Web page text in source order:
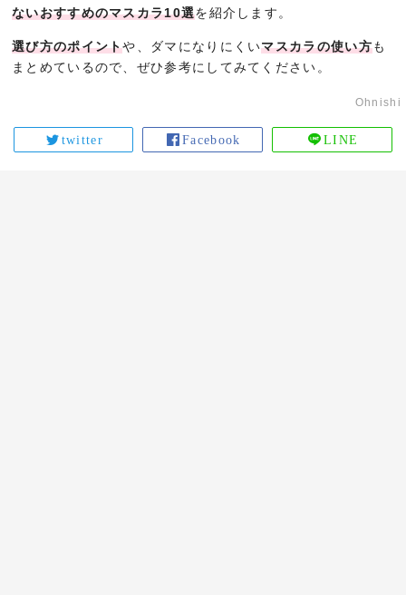
ないおすすめのマスカラ10選を紹介します。
選び方のポイントや、ダマになりにくいマスカラの使い方も
まとめているので、ぜひ参考にしてみてください。
Ohnishi
twitter Facebook LINE